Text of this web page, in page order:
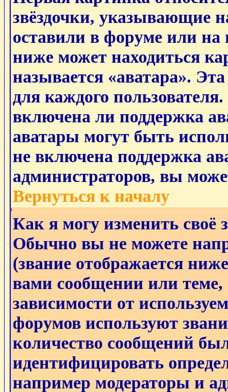
звёздочки, указывающие
оставили в форуме или на
ниже может находиться
называется «аватара».
для каждого
включена ли поддержка
аватары могут быть
не включена поддержка
администраторов, вы
Вернуться к началу
Как я могу изменить своё
Обычно вы не можете
(звание отображается
вами сообщении или
зависимости от
форумов используют
количество сообщений
идентифицировать
например модераторы и